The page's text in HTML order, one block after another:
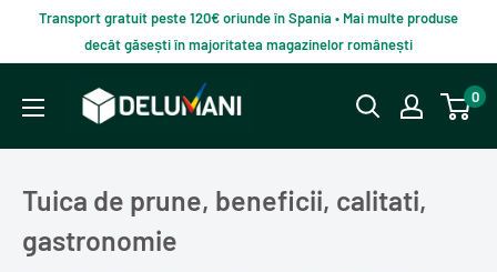
continut
Transport gratuit peste 120€ oriunde în Spania • Mai multe produse
decât găsești în majoritatea magazinelor românești
Delumani
Magazin
online
0
Tuica de prune, beneficii, calitati,
gastronomie